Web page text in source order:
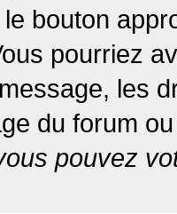
bouton
pourriez
les
du forum
pouvez